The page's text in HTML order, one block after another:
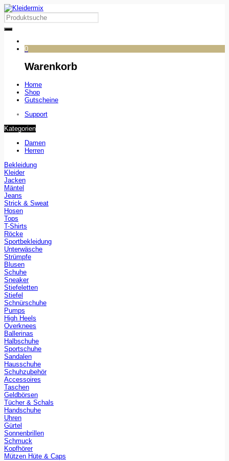
0
Warenkorb
Home
Shop
Gutscheine
Support
Kategorien
Damen
Herren
Bekleidung
Kleider
Jacken
Mäntel
Jeans
Strick & Sweat
Hosen
Tops
T-Shirts
Röcke
Sportbekleidung
Unterwäsche
Strümpfe
Blusen
Schuhe
Sneaker
Stiefeletten
Stiefel
Schnürschuhe
Pumps
High Heels
Overknees
Ballerinas
Halbschuhe
Sportschuhe
Sandalen
Hausschuhe
Schuhzubehör
Accessoires
Taschen
Geldbörsen
Tücher & Schals
Handschuhe
Uhren
Gürtel
Sonnenbrillen
Schmuck
Kopfhörer
Mützen Hüte & Caps